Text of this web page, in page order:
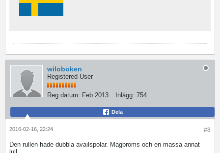
wiloboken
Registered User
Reg.datum: Feb 2013 Inlägg: 754
Dela
#8
2016-02-16, 22:24
Den rullen hade dubbla availspolar. Magbroms och en massa annat